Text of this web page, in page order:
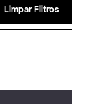
Limpar Filtros